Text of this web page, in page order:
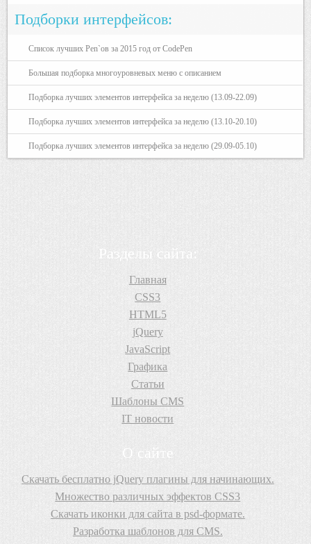
Подборки интерфейсов:
Список лучших Pen`ов за 2015 год от CodePen
Большая подборка многоуровневых меню с описанием
Подборка лучших элементов интерфейса за неделю (13.09-22.09)
Подборка лучших элементов интерфейса за неделю (13.10-20.10)
Подборка лучших элементов интерфейса за неделю (29.09-05.10)
Разделы сайта:
Главная
CSS3
HTML5
jQuery
JavaScript
Графика
Статьи
Шаблоны CMS
IT новости
О сайте
Скачать бесплатно jQuery плагины для начинающих.
Множество различных эффектов CSS3
Скачать иконки для сайта в psd-формате.
Разработка шаблонов для CMS.